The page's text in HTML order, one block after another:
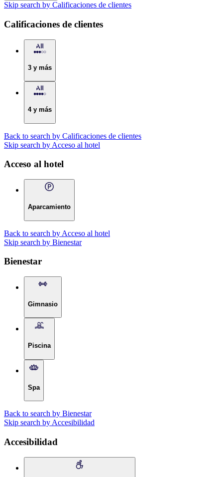
Skip search by Calificaciones de clientes
Calificaciones de clientes
3 y más
4 y más
Back to search by Calificaciones de clientes
Skip search by Acceso al hotel
Acceso al hotel
Aparcamiento
Back to search by Acceso al hotel
Skip search by Bienestar
Bienestar
Gimnasio
Piscina
Spa
Back to search by Bienestar
Skip search by Accesibilidad
Accesibilidad